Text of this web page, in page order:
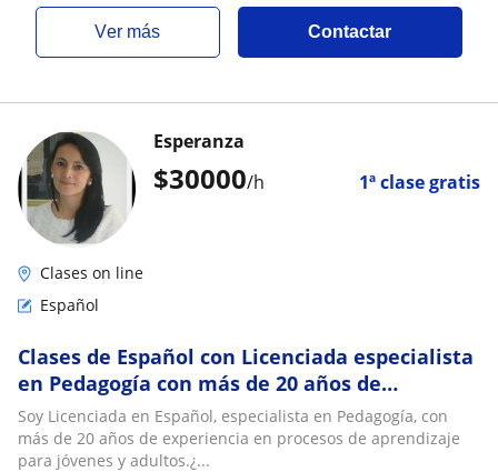
ver más Contactar
$30000/h 1ª clase gratis
Esperanza
Clases on line
Español
Clases de Español con Licenciada especialista
en Pedagogía con más de 20 años de
experiencia
Soy Licenciada en Español, especialista en Pedagogía, con
más de 20 años de experiencia en procesos de aprendizaje
para jóvenes y adultos.¿...